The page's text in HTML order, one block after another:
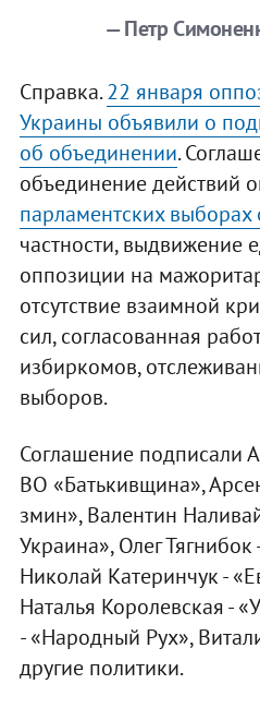
— Петр
Справка.22 января
Украины объявили о
об объединении.
объединение действий
парламентских
частности, выдвижение
оппозиции на
отсутствие взаимной
сил, согласованная
избиркомов,
выборов.
Соглашение подписали
ВО «Батькивщина»,
змин», Валентин
Украина», Олег
Николай Катеринчук -
Наталья Королевская -
- «Народный Рух»,
другие политики.